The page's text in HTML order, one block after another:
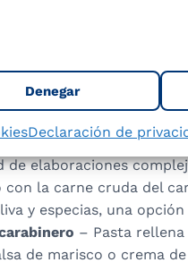
Denegar
Declaración de
tradicional de la cocina
con un toque de ajo,
de elaboraciones
con la carne cruda del
y especias, una
– Pasta
de marisco o crema